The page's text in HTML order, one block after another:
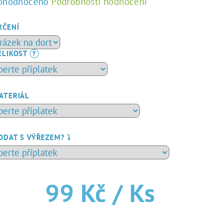
?
S VÝŘEZEM? ⤵️
99 Kč / Ks